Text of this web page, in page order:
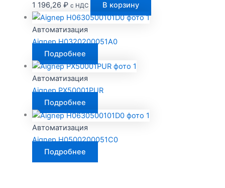
1 196,26 ₽ с НДС В корзину
Автоматизация
Aignep H0320200051A0
Подробнее
Автоматизация
Aignep PX50001PUR
Подробнее
Автоматизация
Aignep H0500200051C0
Подробнее